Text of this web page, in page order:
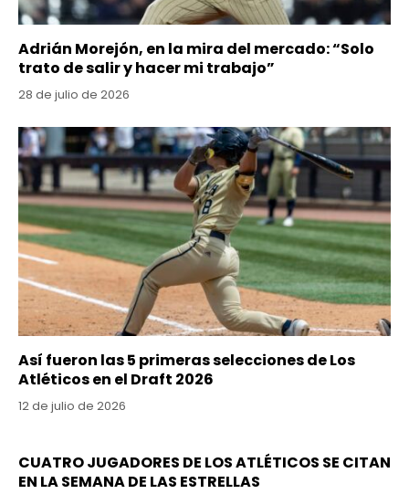
Adrián Morejón, en la mira del mercado: “Solo
trato de salir y hacer mi trabajo”
28 de julio de 2026
Así fueron las 5 primeras selecciones de Los
Atléticos en el Draft 2026
12 de julio de 2026
CUATRO JUGADORES DE LOS ATLÉTICOS SE CITAN
EN LA SEMANA DE LAS ESTRELLAS